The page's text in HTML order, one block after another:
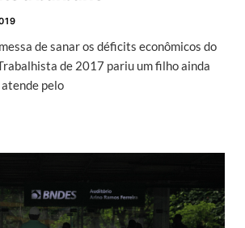
de sanar os déficits econômicos do
de 2017 pariu um filho ainda
pelo